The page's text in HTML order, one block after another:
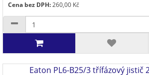
Cena bez DPH:260,00 Kč
Eaton PL6-B25/3 třífázový jistič